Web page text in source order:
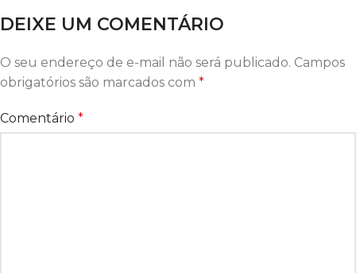
DEIXE UM COMENTÁRIO
O seu endereço de e-mail não será publicado. Campos
obrigatórios são marcados com *
Comentário *